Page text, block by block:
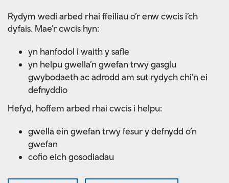
main
Rydym wedi arbed rhai ffeiliau o’r enw cwcis i’ch
dyfais. Mae’r cwcis hyn:
yn hanfodol i waith y safle
yn helpu gwella’n gwefan trwy gasglu
gwybodaeth ac adrodd am sut rydych chi’n ei
defnyddio
Hefyd, hoffem arbed rhai cwcis i helpu:
gwella ein gwefan trwy fesur y defnydd o’n
gwefan
cofio eich gosodiadau